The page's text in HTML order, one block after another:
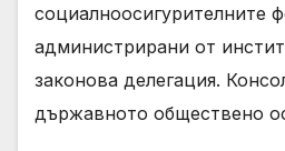
социалноосигурителните
администрирани от
законова делегация.
държавното обществено